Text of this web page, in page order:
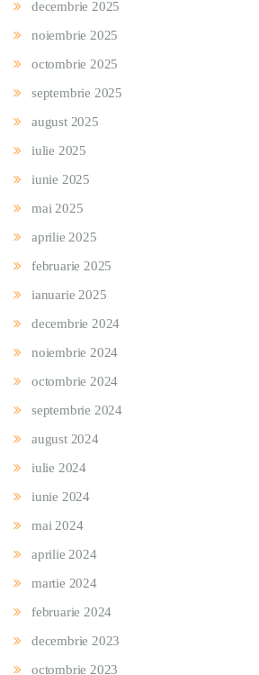
decembrie 2025
noiembrie 2025
octombrie 2025
septembrie 2025
august 2025
iulie 2025
iunie 2025
mai 2025
aprilie 2025
februarie 2025
ianuarie 2025
decembrie 2024
noiembrie 2024
octombrie 2024
septembrie 2024
august 2024
iulie 2024
iunie 2024
mai 2024
aprilie 2024
martie 2024
februarie 2024
decembrie 2023
octombrie 2023